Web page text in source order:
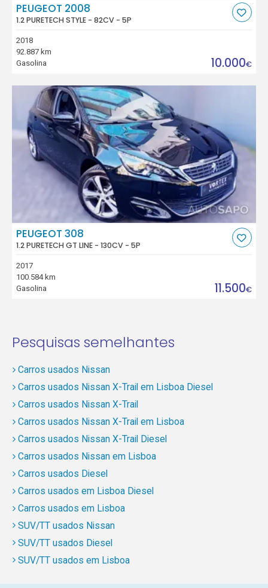
PEUGEOT 2008
1.2 PURETECH STYLE - 82CV - 5P
2018
92.887 km
Gasolina
10.000€
PEUGEOT 308
1.2 PURETECH GT LINE - 130CV - 5P
2017
100.584 km
Gasolina
11.500€
Pesquisas semelhantes
Carros usados Nissan
Carros usados Nissan X-Trail em Lisboa Diesel
Carros usados Nissan X-Trail
Carros usados Nissan X-Trail em Lisboa
Carros usados Nissan X-Trail Diesel
Carros usados Nissan em Lisboa
Carros usados Diesel
Carros usados em Lisboa Diesel
Carros usados em Lisboa
SUV/TT usados Nissan
SUV/TT usados Diesel
SUV/TT usados em Lisboa